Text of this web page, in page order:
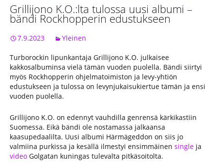
Grillijono K.O.:lta tulossa uusi albumi –
bändi Rockhopperin edustukseen
7.9.2023 Yleinen
Turborockin lipunkantaja Grillijono K.O. julkaisee
kakkosalbuminsa vielä tämän vuoden puolella. Bändi siirtyi
myös Rockhopperin ohjelmatoimiston ja levy-yhtiön
edustukseen ja tulossa on levynjukaisukiertue tämän ja ensi
vuoden puolella.
Grillijono K.O. on edennyt vauhdilla genrensä kärkikastiin
Suomessa. Eikä bändi ole nostamassa jalkaansa
kaasupedaalilta. Uusi albumi Härmägeddon on siis jo
valmiina purkissa ja kesällä ilmestyi ensimmäinen single ja
video Golgatan kuningas tulevalta pitkäsoitolta.